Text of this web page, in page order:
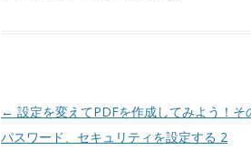
投稿ナビゲーション
← 設定を変えてPDFを作成してみよう！そ
パスワード、セキュリティを設定する 2